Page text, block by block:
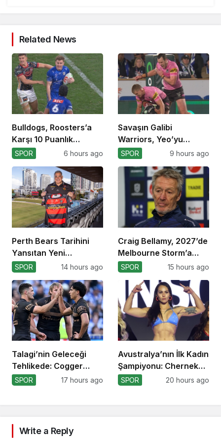
Related News
Bulldogs, Roosters’a
Karşı 10 Puanlık
Avantajı Yitirdi
SPOR 6 hours ago
Savaşın Galibi
Warriors, Yeo’yu
Kaybetti!
SPOR 9 hours ago
Perth Bears Tarihini
Yansıtan Yeni
Formasını Tanıttı
SPOR 14 hours ago
Craig Bellamy, 2027’de
Melbourne Storm’a
Dönüyor!
SPOR 15 hours ago
Talagi’nin Geleceği
Tehlikede: Cogger
Tercihi!
SPOR 17 hours ago
Avustralya’nın İlk Kadın
Şampiyonu: Cherneka
Johnson
SPOR 20 hours ago
Write a Reply